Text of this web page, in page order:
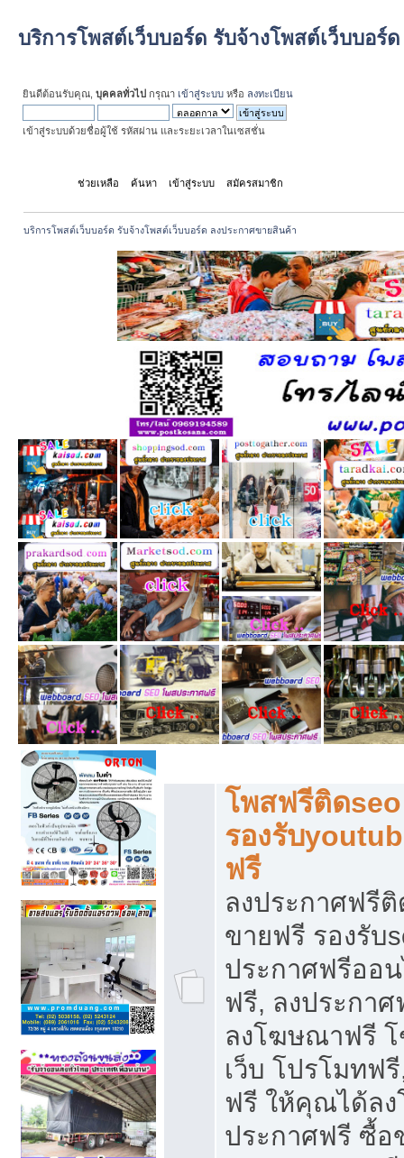
บริการโพสต์เว็บบอร์ด รับจ้างโพสต์เว็บบอร์
ยินดีต้อนรับคุณ, บุคคลทั่วไป กรุณา เข้าสู่ระบบ หรือ ลงทะเบียน
เข้าสู่ระบบด้วยชื่อผู้ใช้ รหัสผ่าน และระยะเวลาในเซสชั่น
ช่วยเหลือ ค้นหา เข้าสู่ระบบ สมัครสมาชิก
บริการโพสต์เว็บบอร์ด รับจ้างโพสต์เว็บบอร์ด ลงประกาศขายสินค้า
โพสฟรีติด
รองรับ
ฟรี
ลงประกาศฟรีติ
ขายฟรี รองรับ
ประกาศฟรีออ
ฟรี, ลงประกา
ลงโฆษณาฟรี
เว็บ โปรโมทฟ
ฟรี ให้คุณได้ล
ประกาศฟรี ซื้อ